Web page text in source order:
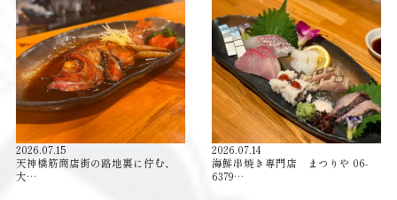
2026.07.15
天神橋筋商店街の路地裏に佇む、
大…
2026.07.14
海鮮串焼き専門店 まつりや 06-
6379…